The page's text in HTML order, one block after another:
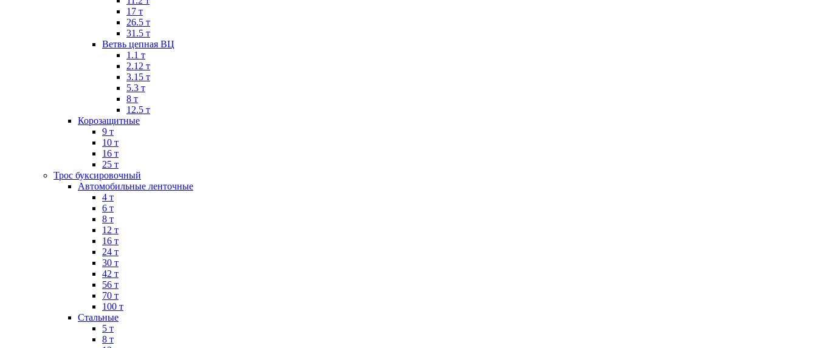
17 т
26.5 т
31.5 т
Ветвь цепная ВЦ
1.1 т
2.12 т
3.15 т
5.3 т
8 т
12.5 т
Корозащитные
9 т
10 т
16 т
25 т
Трос буксировочный
Автомобильные ленточные
4 т
6 т
8 т
12 т
16 т
24 т
30 т
42 т
56 т
70 т
100 т
Стальные
5 т
8 т